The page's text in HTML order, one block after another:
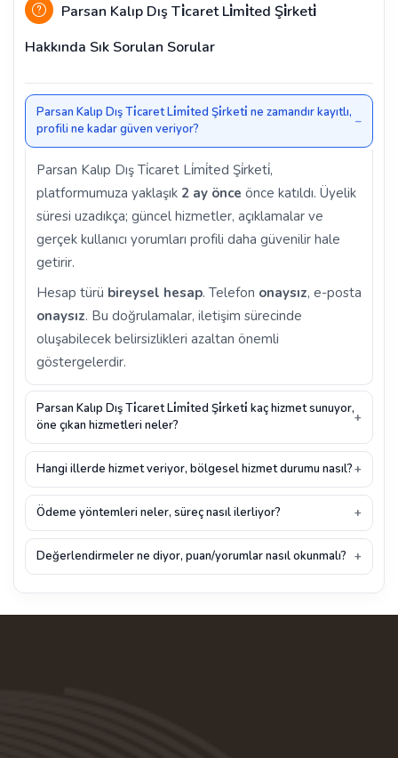
Parsan Kalıp Dış Ti̇caret Li̇mi̇ted Şi̇rketi̇
Hakkında Sık Sorulan Sorular
Parsan Kalıp Dış Ti̇caret Li̇mi̇ted Şi̇rketi̇ ne zamandır kayıtlı,
profili ne kadar güven veriyor?
Parsan Kalıp Dış Ti̇caret Li̇mi̇ted Şi̇rketi̇,
platformumuza yaklaşık 2 ay önce önce katıldı. Üyelik
süresi uzadıkça; güncel hizmetler, açıklamalar ve
gerçek kullanıcı yorumları profili daha güvenilir hale
getirir.
Hesap türü bireysel hesap. Telefon onaysız, e-posta
onaysız. Bu doğrulamalar, iletişim sürecinde
oluşabilecek belirsizlikleri azaltan önemli
göstergelerdir.
Parsan Kalıp Dış Ti̇caret Li̇mi̇ted Şi̇rketi̇ kaç hizmet sunuyor,
öne çıkan hizmetleri neler?
Hangi illerde hizmet veriyor, bölgesel hizmet durumu nasıl?
Ödeme yöntemleri neler, süreç nasıl ilerliyor?
Değerlendirmeler ne diyor, puan/yorumlar nasıl okunmalı?